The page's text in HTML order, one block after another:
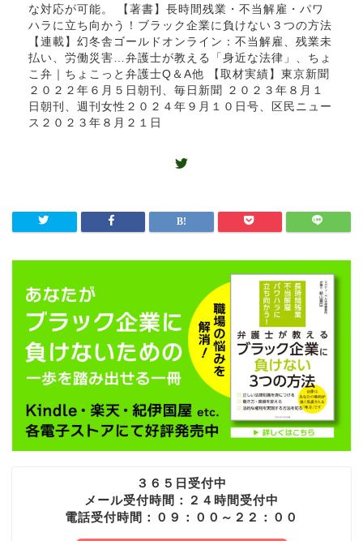
な対応が可能。 【著書】長時間残業・不当解雇・パワ
ハラに立ち向かう！ブラック企業に負けない３つの方法
【連載】幻冬舎ゴールドオンライン：不当解雇、残業未
払い、労働災害…弁護士が教える「身近な法律」、ちょ
こ弁｜ちょこっと弁護士Q＆A他 【取材実績】東京新聞
２０２２年６月５日朝刊、毎日新聞 ２０２３年８月１
日朝刊、週刊女性２０２４年９月１０日号、区民ニュー
ス２０２３年８月２１日
３６５日受付中
メール受付時間：２４時間受付中
電話受付時間：０９：００～２２：００